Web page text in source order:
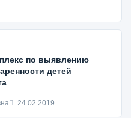
по выявлению
детей
24.02.2019